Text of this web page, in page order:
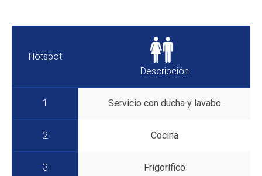
Hotspot
Descripción
1 Servicio con ducha y lavabo
2 Cocina
3 Frigorífico